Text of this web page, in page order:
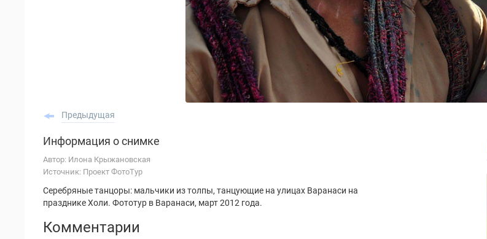
Предыдущая
Информация о снимке
Автор: Илона Крыжановская
Источник: Проект ФотоТур
Серебряные танцоры: мальчики из толпы, танцующие на улицах Варанаси на
празднике Холи. Фототур в Варанаси, март 2012 года.
Комментарии